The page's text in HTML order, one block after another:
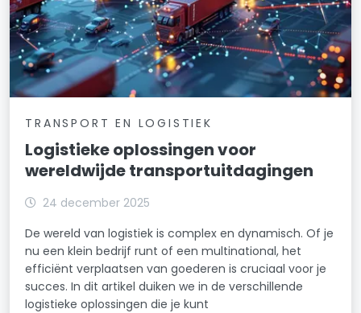
TRANSPORT EN LOGISTIEK
Logistieke oplossingen voor
wereldwijde transportuitdagingen
24 december 2025
De wereld van logistiek is complex en dynamisch. Of je
nu een klein bedrijf runt of een multinational, het
efficiënt verplaatsen van goederen is cruciaal voor je
succes. In dit artikel duiken we in de verschillende
logistieke oplossingen die je kunt